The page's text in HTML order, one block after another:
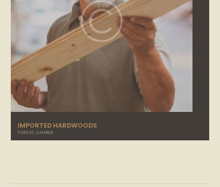
IMPORTED HARDWOODS
FOREST, LUMBER